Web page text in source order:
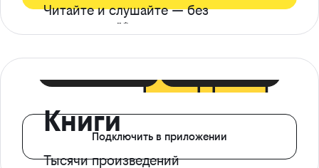
Читайте и слушайте — без
ограничений*
Книги
Тысячи произведений
Подключить в приложении